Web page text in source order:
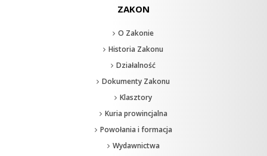
ZAKON
O Zakonie
Historia Zakonu
Działalność
Dokumenty Zakonu
Klasztory
Kuria prowincjalna
Powołania i formacja
Wydawnictwa